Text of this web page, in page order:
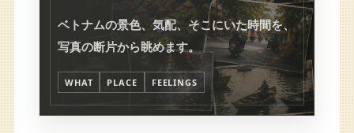
ベトナムの景色、気配、そこにいた時間を、
写真の断片から眺めます。
WHAT PLACE FEELINGS